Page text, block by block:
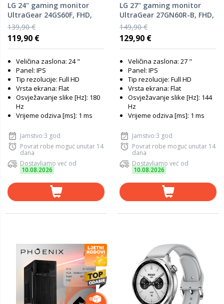
LG 24" gaming monitor
UltraGear 24GS60F, FHD,
180Hz, IPS
139,90 €
119,90 €
Veličina zaslona: 24 "
Panel: IPS
Tip rezolucije: Full HD
Vrsta ekrana: Flat
Osvježavanje slike [Hz]: 180
Hz
Vrijeme odziva [ms]: 1 ms
Jamstvo:3 god
Povrat robe moguć unutar 14
dana
Dostavljamo već od
10.08.2026
LG 27" gaming monitor
UltraGear 27GN60R-B, FHD,
144Hz, IPS
149,90 €
129,90 €
Veličina zaslona: 27 "
Panel: IPS
Tip rezolucije: Full HD
Vrsta ekrana: Flat
Osvježavanje slike [Hz]: 144
Hz
Vrijeme odziva [ms]: 1 ms
Jamstvo:3 god
Povrat robe moguć unutar 14
dana
Dostavljamo već od
10.08.2026